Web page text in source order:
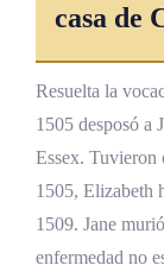
casa de
Resuelta la
1505 desposó a
Essex. Tuvieron
1505, Elizabeth
1509. Jane
enfermedad no